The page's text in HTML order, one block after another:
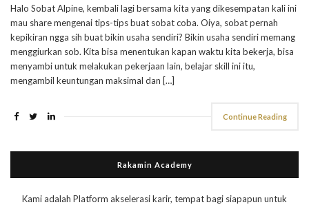
Halo Sobat Alpine, kembali lagi bersama kita yang dikesempatan kali ini
mau share mengenai tips-tips buat sobat coba. Oiya, sobat pernah
kepikiran ngga sih buat bikin usaha sendiri? Bikin usaha sendiri memang
menggiurkan sob. Kita bisa menentukan kapan waktu kita bekerja, bisa
menyambi untuk melakukan pekerjaan lain, belajar skill ini itu,
mengambil keuntungan maksimal dan […]
Continue Reading
Rakamin Academy
Kami adalah Platform akselerasi karir, tempat bagi siapapun untuk